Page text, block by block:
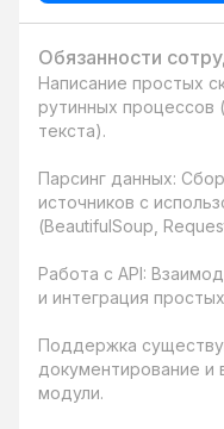
Обязанности
Написание простых
рутинных процессов
текста).
Парсинг данных:
источников с
(BeautifulSoup,
Работа с API:
и интеграция
Поддержка
документирование и
модули.